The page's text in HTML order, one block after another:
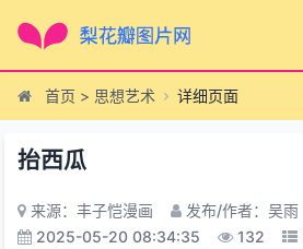
首页 > 思想艺术 详细页面
抬西瓜
来源：丰子恺漫画
发布/作者：吴雨
2025-05-20 08:34:35
132